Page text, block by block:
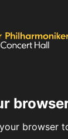
browser